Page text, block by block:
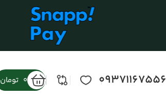
09371167556
0 تومان